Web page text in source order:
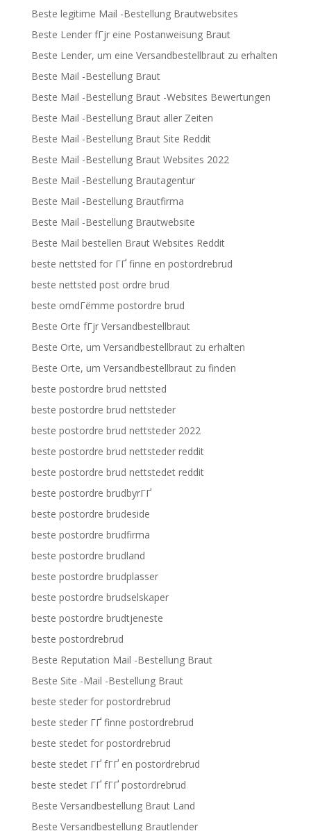
Beste legitime Mail -Bestellung Brautwebsites
Beste Lender fГјr eine Postanweisung Braut
Beste Lender, um eine Versandbestellbraut zu erhalten
Beste Mail -Bestellung Braut
Beste Mail -Bestellung Braut -Websites Bewertungen
Beste Mail -Bestellung Braut aller Zeiten
Beste Mail -Bestellung Braut Site Reddit
Beste Mail -Bestellung Braut Websites 2022
Beste Mail -Bestellung Brautagentur
Beste Mail -Bestellung Brautfirma
Beste Mail -Bestellung Brautwebsite
Beste Mail bestellen Braut Websites Reddit
beste nettsted for ГҐ finne en postordrebrud
beste nettsted post ordre brud
beste omdГёmme postordre brud
Beste Orte fГјr Versandbestellbraut
Beste Orte, um Versandbestellbraut zu erhalten
Beste Orte, um Versandbestellbraut zu finden
beste postordre brud nettsted
beste postordre brud nettsteder
beste postordre brud nettsteder 2022
beste postordre brud nettsteder reddit
beste postordre brud nettstedet reddit
beste postordre brudbyrГҐ
beste postordre brudeside
beste postordre brudfirma
beste postordre brudland
beste postordre brudplasser
beste postordre brudselskaper
beste postordre brudtjeneste
beste postordrebrud
Beste Reputation Mail -Bestellung Braut
Beste Site -Mail -Bestellung Braut
beste steder for postordrebrud
beste steder ГҐ finne postordrebrud
beste stedet for postordrebrud
beste stedet ГҐ fГҐ en postordrebrud
beste stedet ГҐ fГҐ postordrebrud
Beste Versandbestellung Braut Land
Beste Versandbestellung Brautlender